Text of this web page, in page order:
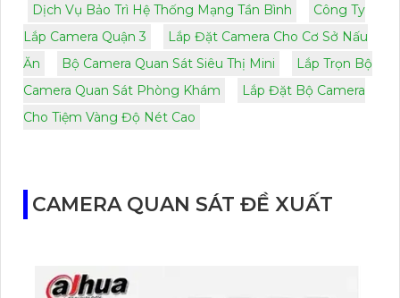
Dịch Vụ Bảo Trì Hệ Thống Mạng Tần Bình
Công Ty
Lắp Camera Quận 3
Lắp Đặt Camera Cho Cơ Sở Nấu
Ăn
Bộ Camera Quan Sát Siêu Thị Mini
Lắp Trọn Bộ
Camera Quan Sát Phòng Khám
Lắp Đặt Bộ Camera
Cho Tiệm Vàng Độ Nét Cao
CAMERA QUAN SÁT ĐỀ XUẤT